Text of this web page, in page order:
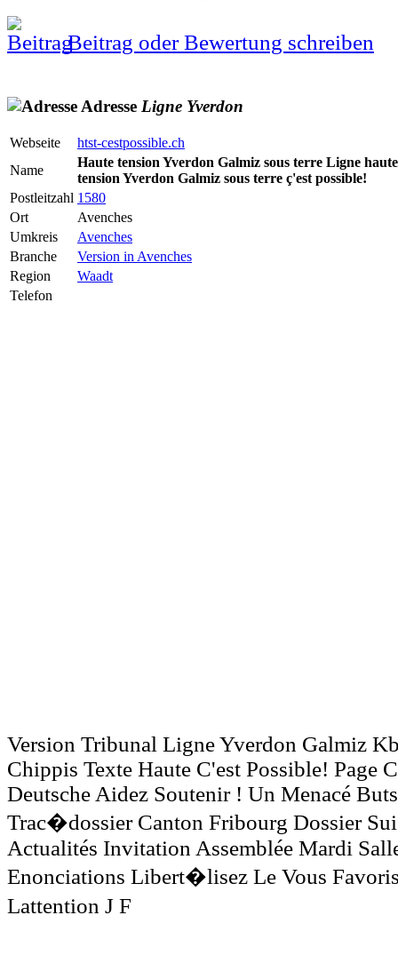
Beitrag oder Bewertung schreiben
Adresse Ligne Yverdon
Webseite
htst-cestpossible.ch
Name
Haute tension Yverdon Galmiz sous terre Ligne haute
tension Yverdon Galmiz sous terre ç'est possible!
Postleitzahl 1580
Ort
Avenches
Umkreis
Avenches
Branche
Version in Avenches
Region
Waadt
Telefon
Version Tribunal Ligne Yverdon Galmiz
Chippis Texte Haute C'est Possible! Page
Deutsche Aidez Soutenir ! Un Menacé
Trac�dossier Canton Fribourg Dossier
Actualités Invitation Assemblée Mardi
Enonciations Libert�lisez Le Vous
Lattention J F